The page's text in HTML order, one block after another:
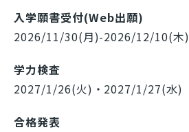
入学願書受付(Web出願)
2026/11/30(月)-2026/12/10(木)
学力検査
2027/1/26(火)・2027/1/27(水)
合格発表